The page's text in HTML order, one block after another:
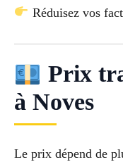
Réduisez vos
Prix
à Noves
Le prix dépend de